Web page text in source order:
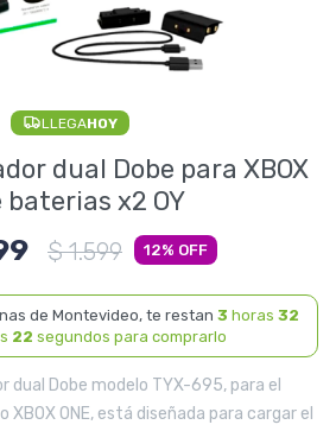
LLEGAHOY
dual Dobe para XBOX
baterias x2 OY
$ 1.599 12
de Montevideo, te restan 3 horas 32
22 segundos para comprarlo
dual Dobe modelo TYX-695, para el
ONE, está diseñada para cargar el
electrodomésticos
y Jardín
y Tiempo Libre